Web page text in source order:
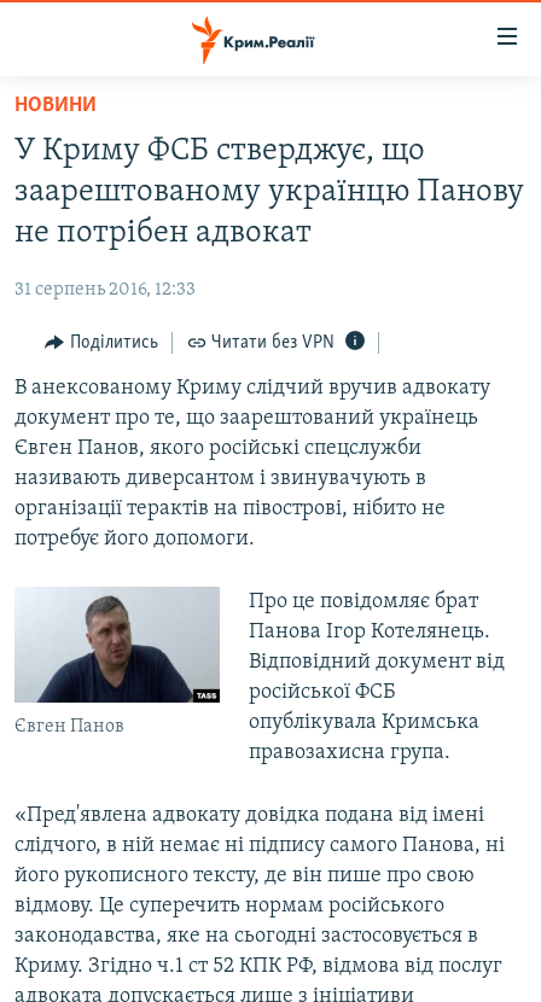
Перейти
основного
матеріалу
Перейти
до
основної
навігації
Перейти
пошуку
ВОДА.КРИМ
ВІДЕО ТА ФОТО
БЛОГИ
ПОГЛЯД
ІНТЕРВ'Ю
ВСЕ ЗА ДЕНЬ
СПЕЦПРОЕКТИ
ДЕПОРТАЦІЯ
СВІДЧЕННЯ ОКУПАЦІЇ
УКРАЇНСЬКА ПРОБЛЕМА КРИМУ
ІНФОГРАФІКА
ЯК ОБІЙТИ БЛОКУВАННЯ
Русский
Qırımtatar
ДОЛУЧАЙСЯ!
Усі сайти RFE/RL
НОВИНИ
У Криму ФСБ стверджує, що
заарештованому українцю Панову
не потрібен адвокат
31 серпень 2016, 12:33
Поділитись Читати без VPN
В анексованому Криму слідчий вручив адвокату
документ про те, що заарештований українець
Євген Панов, якого російські спецслужби
називають диверсантом і звинувачують в
організації терактів на півострові, нібито не
потребує його допомоги.
Євген Панов
Про це повідомляє брат
Панова Ігор Котелянець.
Відповідний документ від
російської ФСБ
опублікувала Кримська
правозахисна група.
«Пред'явлена адвокату довідка подана від імені
слідчого, в ній немає ні підпису самого Панова, ні
його рукописного тексту, де він пише про свою
відмову. Це суперечить нормам російського
законодавства, яке на сьогодні застосовується в
Криму. Згідно ч.1 ст 52 КПК РФ, відмова від послуг
адвоката допускається лише з ініціативи